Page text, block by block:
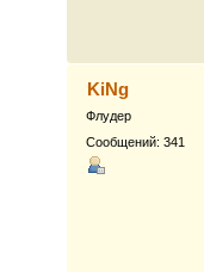
KiNg
Флудер
Сообщений: 341